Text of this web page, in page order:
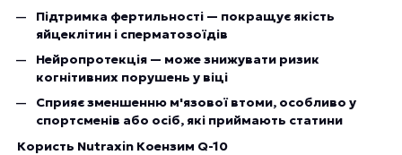
Підтримка фертильності — покращує якість
яйцеклітин і сперматозоїдів
Нейропротекція — може знижувати ризик
когнітивних порушень у віці
Сприяє зменшенню м'язової втоми, особливо у
спортсменів або осіб, які приймають статини
Користь Nutraxin Коензим Q-10